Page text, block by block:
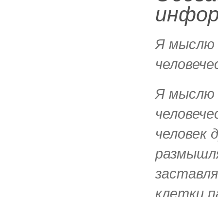
Я мыслю
Я мыслю
человек
клетки